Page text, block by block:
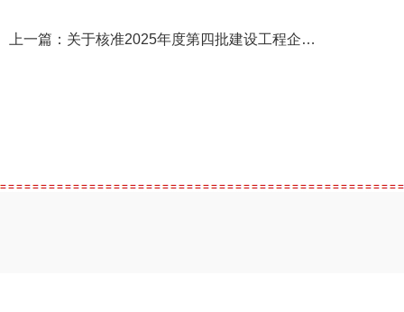
上一篇： 关于核准2025年度第四批建设工程企业资质延续名单的公告